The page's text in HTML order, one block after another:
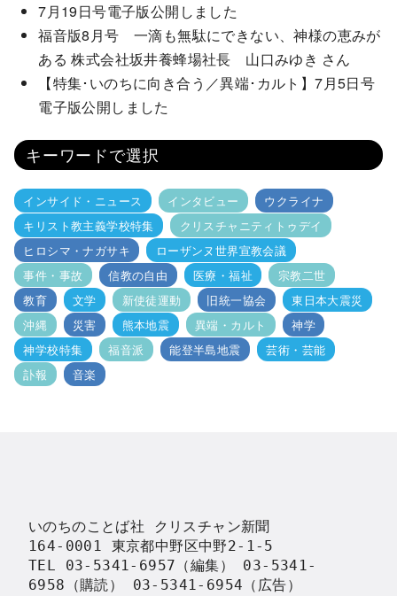
7月19日号電子版公開しました
福音版8月号 一滴も無駄にできない、神様の恵みが
ある 株式会社坂井養蜂場社長 山口みゆき さん
【特集･いのちに向き合う／異端･カルト】7月5日号
電子版公開しました
キーワードで選択
インサイド・ニュース インタビュー
ウクライナ
キリスト教主義学校特集
クリスチャニティトゥデイ
ヒロシマ・ナガサキ
ローザンヌ世界宣教会議
事件・事故
信教の自由 医療・福祉
宗教二世
教育
文学 新使徒運動 旧統一協会
東日本大震災
沖縄
災害 熊本地震 異端・カルト
神学
神学校特集
福音派 能登半島地震
芸術・芸能
訃報
音楽
いのちのことば社 クリスチャン新聞
164-0001 東京都中野区中野2-1-5
TEL 03-5341-6957（編集） 03-5341-
6958（購読） 03-5341-6954（広告）